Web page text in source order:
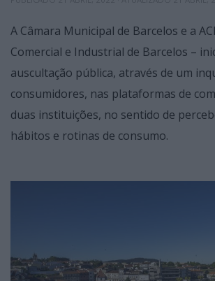
A Câmara Municipal de Barcelos e a
Comercial e Industrial de Barcelos –
auscultação pública, através de um
consumidores, nas plataformas de
duas instituições, no sentido de
hábitos e rotinas de consumo.